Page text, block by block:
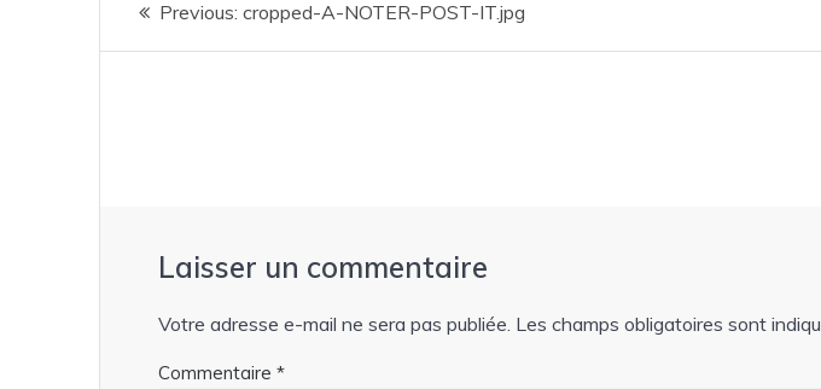
de
Previous: Previous
cropped-A-NOTER-POST-IT.jpg
Laisser un commentaire
Votre adresse e-mail ne sera pas publiée. Les champs obligatoires sont
Commentaire*